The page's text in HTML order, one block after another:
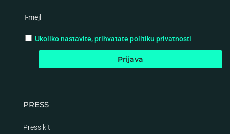
Ukoliko nastavite, prihvatate politiku privatnosti
PRESS
Press kit